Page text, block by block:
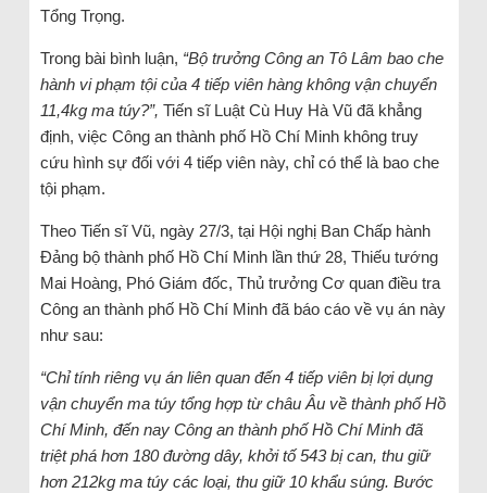
Tổng Trọng.
Trong bài bình luận, “Bộ trưởng Công an Tô Lâm bao che
hành vi phạm tội của 4 tiếp viên hàng không vận chuyển
11,4kg ma túy?”, Tiến sĩ Luật Cù Huy Hà Vũ đã khẳng
định, việc Công an thành phố Hồ Chí Minh không truy
cứu hình sự đối với 4 tiếp viên này, chỉ có thể là bao che
tội phạm.
Theo Tiến sĩ Vũ, ngày 27/3, tại Hội nghị Ban Chấp hành
Đảng bộ thành phố Hồ Chí Minh lần thứ 28, Thiếu tướng
Mai Hoàng, Phó Giám đốc, Thủ trưởng Cơ quan điều tra
Công an thành phố Hồ Chí Minh đã báo cáo về vụ án này
như sau:
“Chỉ tính riêng vụ án liên quan đến 4 tiếp viên bị lợi dụng
vận chuyển ma túy tổng hợp từ châu Âu về thành phố Hồ
Chí Minh, đến nay Công an thành phố Hồ Chí Minh đã
triệt phá hơn 180 đường dây, khởi tố 543 bị can, thu giữ
hơn 212kg ma túy các loại, thu giữ 10 khẩu súng. Bước